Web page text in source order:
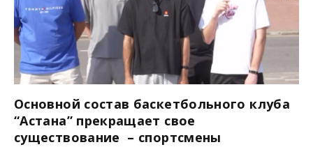
Основной состав баскетбольного клуба
“Астана” прекращает свое
существование – спортсмены